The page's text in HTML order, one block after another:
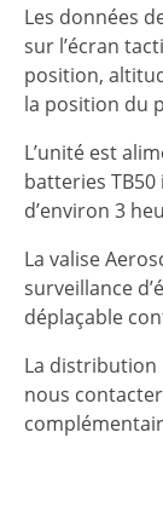
Les données
sur l’écran
position,
la position du
L’unité est
batteries
d’environ 3
La valise
surveillance
déplaçable
La distribution
nous